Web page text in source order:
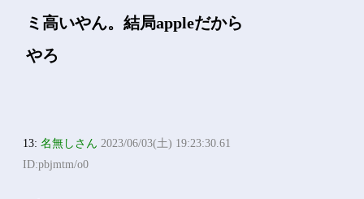
ミ高いやん。結局appleだから
やろ
13:名無しさん 2023/06/03(土) 19:23:30.61
ID:pbjmtm/o0